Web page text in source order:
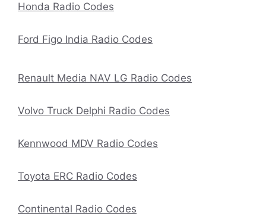
Honda Radio Codes
Ford Figo India Radio Codes
Renault Media NAV LG Radio Codes
Volvo Truck Delphi Radio Codes
Kennwood MDV Radio Codes
Toyota ERC Radio Codes
Continental Radio Codes